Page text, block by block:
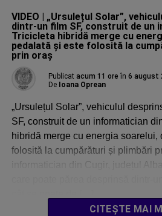
VIDEO | „Ursulețul Solar”,
dintr-un film SF, construit de un
Tricicleta hibridă merge cu
pedalată și este folosită la
prin oraș
Publicat acum 11 ore în 6 august
De Ioana Oprean
„Ursulețul Solar”, vehiculul
SF, construit de un informatician
hibridă merge cu energia soarelui,
folosită la cumpărături și plimbări
informatician din Cugir, județul
CITEȘTE MAI